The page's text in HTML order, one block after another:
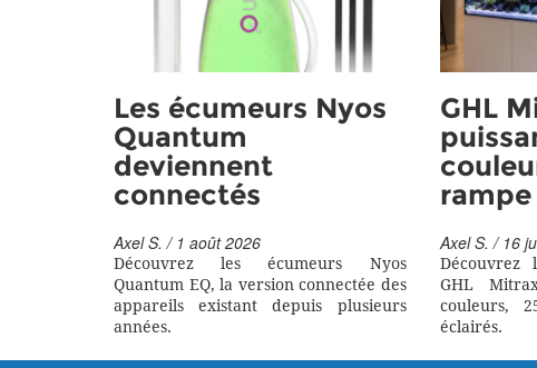
Les écumeurs Nyos
Quantum
deviennent
connectés
Axel S. / 1 août 2026
Découvrez les écumeurs Nyos
Quantum EQ, la version connectée des
appareils existant depuis plusieurs
années.
GHL
rampe
Axel S. / 16
Découvrez
GHL
couleurs,
éclairés.